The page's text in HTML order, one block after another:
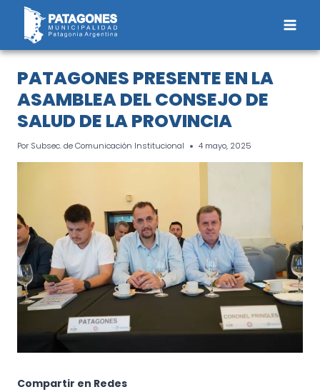
Saltar
contenido
PATAGONES PRESENTE EN LA
ASAMBLEA DEL CONSEJO DE
SALUD DE LA PROVINCIA
Por Subsec. de Comunicación Institucional 4 mayo, 2025
Compartir en Redes